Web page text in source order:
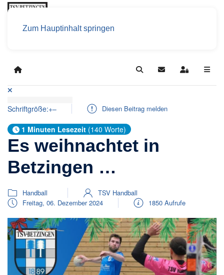
Zum Hauptinhalt springen
Home SearchUpdatesSign In
Schriftgröße:+– Diesen Beitrag melden
1 Minuten Lesezeit (140 Worte)
Es weihnachtet in
Betzingen …
Handball
TSV Handball
Freitag, 06. Dezember 2024
1850 Aufrufe